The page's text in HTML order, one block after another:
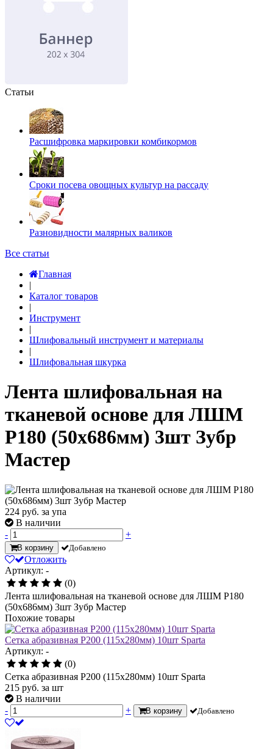
Статьи
Расшифровка маркировки комбикормов
Сроки посева овощных культур на рассаду
Разновидности малярных валиков
Все статьи
Главная
|
Каталог товаров
|
Инструмент
|
Шлифовальный инструмент и материалы
|
Шлифовальная шкурка
Лента шлифовальная на
тканевой основе для ЛШМ
P180 (50х686мм) 3шт Зубр
Мастер
224 руб. за упа
В наличии
-
+
В корзину Добавлено
Отложить
Артикул: -
(0)
Лента шлифовальная на тканевой основе для ЛШМ P180
(50х686мм) 3шт Зубр Мастер
Похожие товары
Сетка абразивная Р200 (115х280мм) 10шт Sparta
Артикул: -
(0)
Сетка абразивная Р200 (115х280мм) 10шт Sparta
215 руб. за шт
В наличии
-
+ В корзину Добавлено